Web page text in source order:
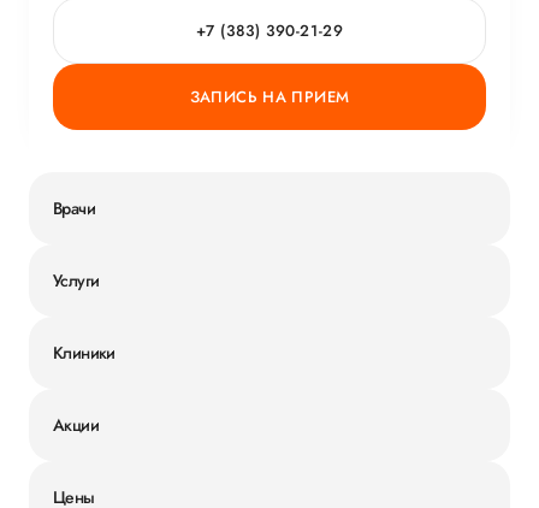
+7 (383) 390-21-29
ЗАПИСЬ НА ПРИЕМ
Врачи
Услуги
Клиники
Акции
Цены